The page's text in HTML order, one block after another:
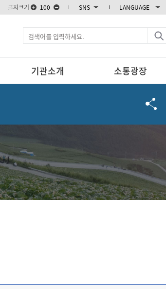
글자크기 100
SNS
카카오스토리
인스타그램
LANGUAGE
기관소개 소통광장